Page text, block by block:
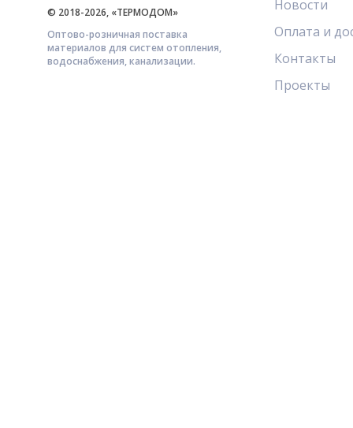
© 2018-2026, «ТЕРМОДОМ»
Оптово-розничная поставка
материалов для систем отопления,
водоснабжения, канализации.
Новости
Оплата и
Контакты
Проекты